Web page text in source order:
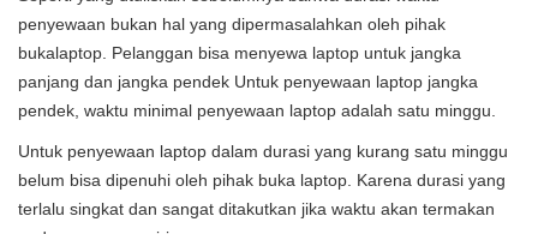
penyewaan bukan hal yang dipermasalahkan oleh pihak
bukalaptop. Pelanggan bisa menyewa laptop untuk jangka
panjang dan jangka pendek Untuk penyewaan laptop jangka
pendek, waktu minimal penyewaan laptop adalah satu minggu.
Untuk penyewaan laptop dalam durasi yang kurang satu minggu
belum bisa dipenuhi oleh pihak buka laptop. Karena durasi yang
terlalu singkat dan sangat ditakutkan jika waktu akan termakan